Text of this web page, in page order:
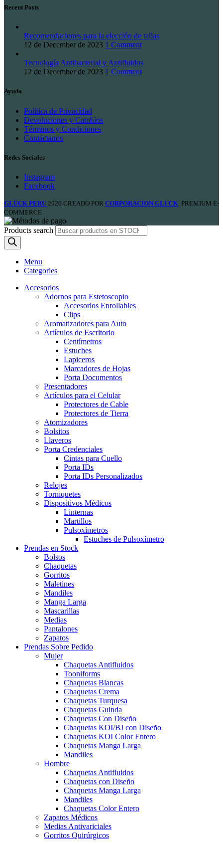
Recent Posts
Recomendaciones para la elección de tallas
12 de December de 2023 1 Comment
Tecnología Antibacterial y Antifluidos
12 de December de 2023 1 Comment
Ayuda
Política de Privacidad
Devoluciones y Cambios
Términos y Condiciones
Contáctanos
Redes Sociales
Instagram
Facebook
GLÜCK PERU 2026 CREADO POR CORPORACION GLUCK . PREMIUM E-
COMMERCE
Products search
Menu
Categories
Accesorios
Adornos para Estetoscopio
Accesorios Enrollables
Clips
Aromatizadores para Auto
Artículos de Escritorio
Centímetros
Estuches
Lapiceros
Marcadores de Hojas
Porta Documentos
Presentadores
Artículos para el Celular
Protectores de Cable
Protectores de Tierra
Atomizadores
Bolsitos
Llaveros
Porta Credenciales
Cintas para Cuello
Porta IDs
Porta IDs Personalizados
Relojes
Torniquetes
Dispositivos Médicos
Linternas
Martillos
Pulsoxímetros
Estuches de Pulsoxímetro
Prendas en Stock
Bolsos
Chaquetas
Gorritos
Maletines
Mandiles
Manga Larga
Mascarillas
Medias
Pantalones
Zapatos
Prendas Sobre Pedido
Mujer
Chaquetas Antifluidos
Tooniforms
Chaquetas Blancas
Chaquetas Crema
Chaquetas Turquesa
Chaquetas Guinda
Chaquetas Con Diseño
Chaquetas KOI/BJ con Diseño
Chaquetas KOI Color Entero
Chaquetas Manga Larga
Mandiles
Hombre
Chaquetas Antifluidos
Chaquetas con Diseño
Chaquetas Manga Larga
Mandiles
Chaquetas Color Entero
Zapatos Médicos
Medias Antivariciales
Gorritos Quirúrgicos